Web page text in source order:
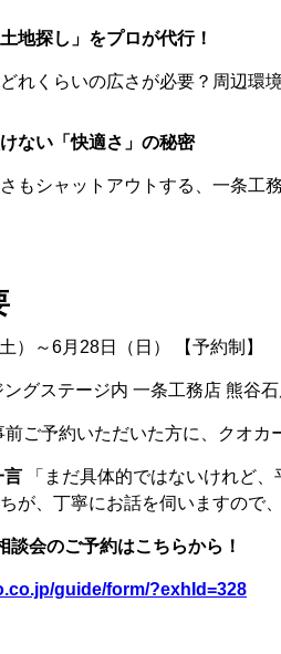
地探し」をプロが代行！
れくらいの広さが必要？周辺環
ない「快適さ」の秘密
もシャットアウトする、一条工
）～6月28日（日） 【予約制】
グステージ内 一条工務店 熊谷
ご予約いただいた方に、クオカ
言 「まだ具体的ではないけれど
が、丁寧にお話を伺いますので
談会のご予約はこちらから！
guide/form/?exhId=328